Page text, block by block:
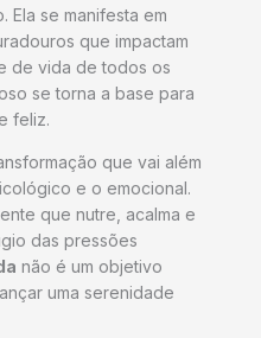
Ela se manifesta em
que impactam
de vida de todos os
se torna a base para
feliz.
que vai além
e o emocional.
que nutre, acalma e
das pressões
não é um objetivo
uma serenidade